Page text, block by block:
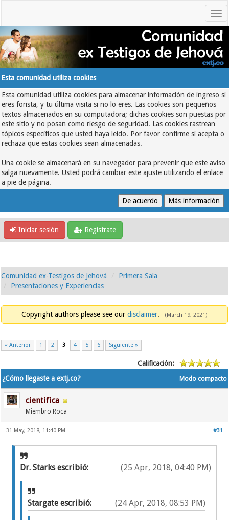
Esta comunidad utiliza cookies
Esta comunidad utiliza cookies para almacenar información de ingreso si
eres forista, y tu última visita si no lo eres. Las cookies son pequeños
textos almacenados en su computadora; dichas cookies son puestas por
este sitio y no posan como riesgo de seguridad. Las cookies rastrean
tópicos específicos que usted haya leído. Por favor confirme si acepta o
rechaza que estas cookies sean almacenadas.
Una cookie se almacenará en su navegador para prevenir que este aviso
salga nuevamente. Usted podrá cambiar este ajuste utilizando el enlace
a pie de página.
Iniciar sesión Regístrate
Comunidad ex-Testigos de Jehová
Primera Sala
Presentaciones y Experiencias
Copyright authors please see our disclaimer. (March 19, 2021)
« Anterior 1 2 3 4 5 6 Siguiente »
Calificación:
Modo compacto
¿Cómo llegaste a extj.co?
cientifica
Miembro Roca
#31
31 May, 2018, 11:40 PM
(25 Apr, 2018, 04:40 PM)
Dr. Starks escribió:
(24 Apr, 2018, 08:53 PM)
Stargate escribió: